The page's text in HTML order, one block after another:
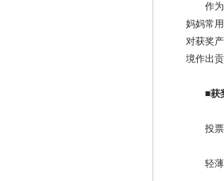
作为对
妈妈常
对获奖
境作出贡
■获奖
投票的
轻薄柔